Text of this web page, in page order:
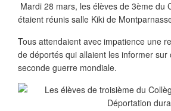
Mardi 28 mars, les élèves de 3ème du
étaient réunis salle Kiki de
Tous attendaient avec impatience une
de déportés qui allaient les informer
seconde guerre mondiale.